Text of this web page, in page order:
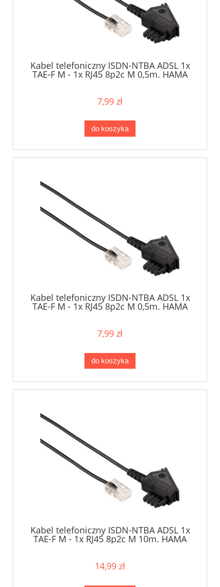
Kabel telefoniczny ISDN-NTBA ADSL 1x
TAE-F M - 1x RJ45 8p2c M 0,5m. HAMA
7,99 zł
do koszyka
Kabel telefoniczny ISDN-NTBA ADSL 1x
TAE-F M - 1x RJ45 8p2c M 0,5m. HAMA
7,99 zł
do koszyka
Kabel telefoniczny ISDN-NTBA ADSL 1x
TAE-F M - 1x RJ45 8p2c M 10m. HAMA
14,99 zł